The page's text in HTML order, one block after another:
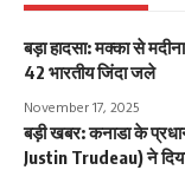
बड़ा हादसा: मक्का से
42 भारतीय जिंदा जले
November 17, 2025
बड़ी खबर: कनाडा के
Justin Trudeau) ने दिया